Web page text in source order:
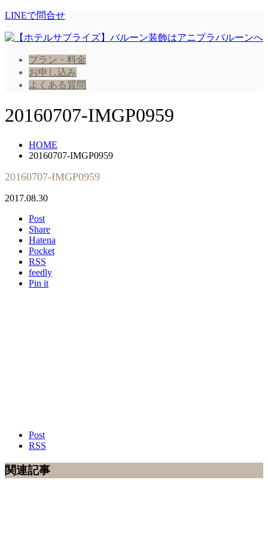
LINEで問合せ
プラン・料金
お申し込み
よくある質問
20160707-IMGP0959
HOME
20160707-IMGP0959
20160707-IMGP0959
2017.08.30
Post
Share
Hatena
Pocket
RSS
feedly
Pin it
Post
RSS
関連記事